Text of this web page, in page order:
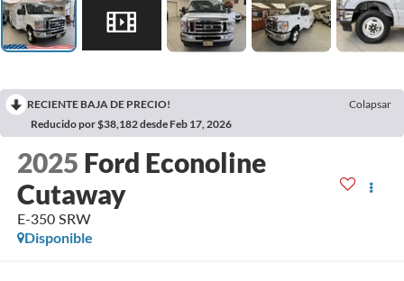
RECIENTE BAJA DE PRECIO!
Colapsar
Reducido por $38,182 desde Feb 17, 2026
2025 Ford Econoline
Cutaway
E-350 SRW
Disponible